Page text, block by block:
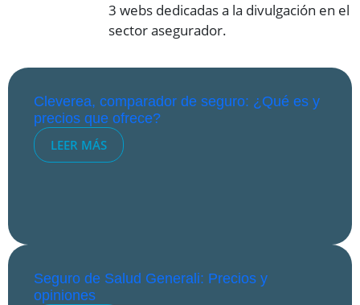
3 webs dedicadas a la divulgación en el
sector asegurador.
Cleverea, comparador de seguro: ¿Qué es y
precios que ofrece?
LEER MÁS
Seguro de Salud Generali: Precios y
opiniones